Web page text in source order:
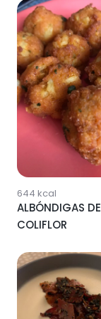
644 kcal
ALBÓNDIGAS DE
COLIFLOR